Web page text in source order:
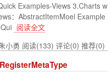
Examples-Views 3.Charts w
：AbstractItemMoel Example
阅读全文
小勇 阅读(133) 评论(0) 推荐(0)